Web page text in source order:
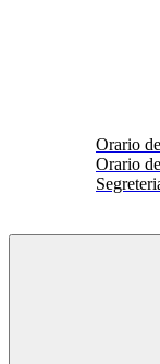
Orario
Orario